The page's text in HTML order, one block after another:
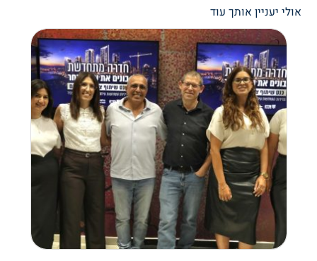
אולי יעניין אותך עוד